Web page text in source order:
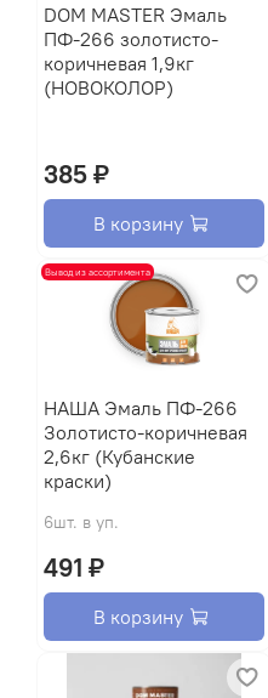
DOM MASTER Эмаль
ПФ-266 золотисто-
коричневая 1,9кг
(НОВОКОЛОР)
385 ₽
В корзину
Вывод из ассортимента
НАША Эмаль ПФ-266
Золотисто-коричневая
2,6кг (Кубанские
краски)
6шт. в уп.
491 ₽
В корзину